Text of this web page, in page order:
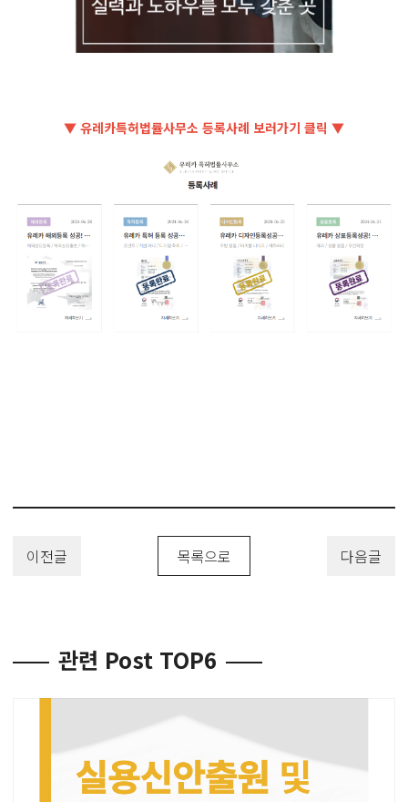
▼ 유레카특허법률사무소 등록사례 보러가기 클릭 ▼
이전글 목록으로 다음글
관련 Post TOP6